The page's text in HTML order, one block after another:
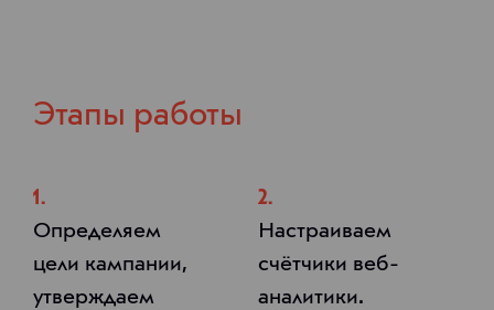
Этапы работы
1.
Определяем
цели кампании,
утверждаем
2.
Настраиваем
счётчики веб-
аналитики.